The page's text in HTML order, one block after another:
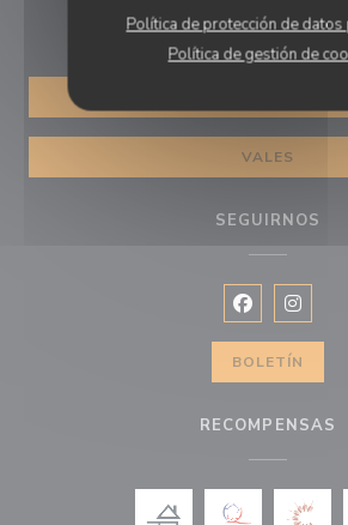
Política de protección de
Política de gestión de
RESERVA
VALES
SEGUIRNOS
Facebook
BOLETÍN
RECOMPENSAS